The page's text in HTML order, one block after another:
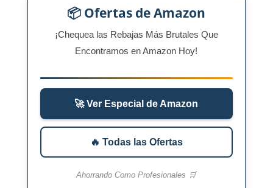
📦 Ofertas de Amazon
¡Chequea las Rebajas Más Brutales Que
Encontramos en Amazon Hoy!
🚀 Ver Especial de Amazon
🔥 Todas las Ofertas
Ahorrando Como Profesionales 🛒